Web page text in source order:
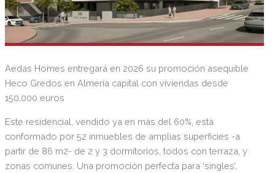
Aedas Homes entregará en 2026 su promoción asequible
Heco Gredos en Almería capital con viviendas desde
150.000 euros
Este residencial, vendido ya en más del 60%, está
conformado por 52 inmuebles de amplias superficies -a
partir de 86 m2- de 2 y 3 dormitorios, todos con terraza, y
zonas comunes. Una promoción perfecta para ‘singles’,